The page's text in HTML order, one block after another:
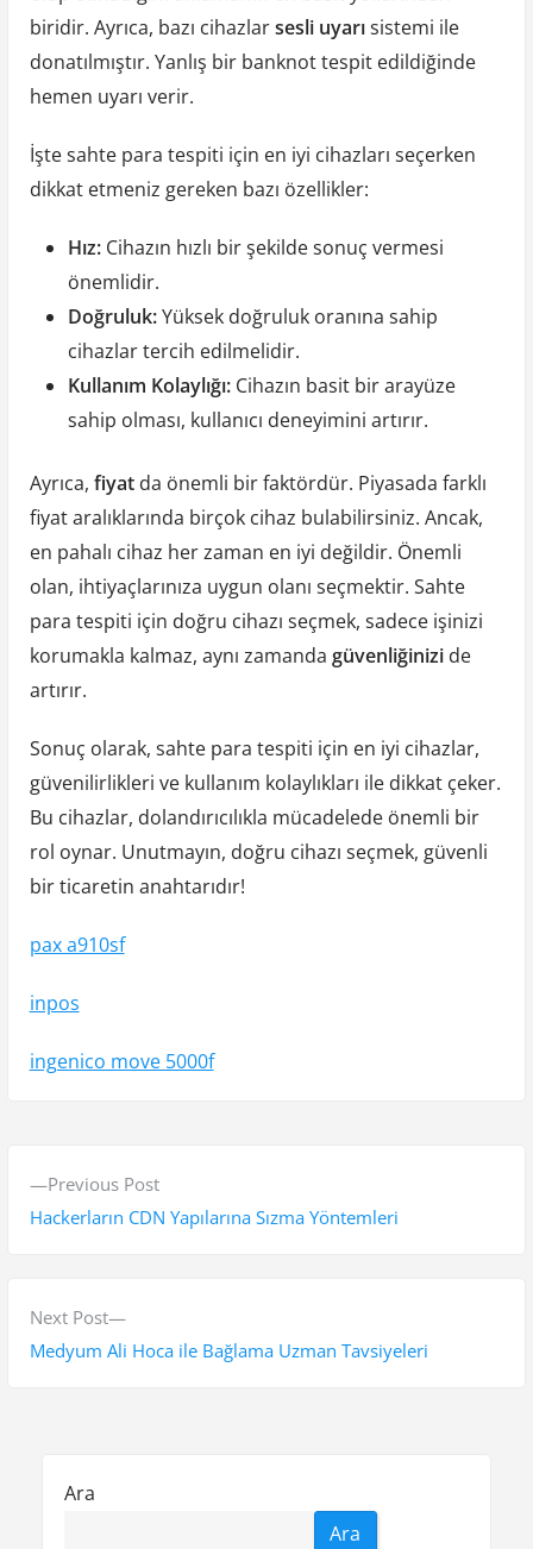
biridir. Ayrıca, bazı cihazlarsesli uyarısistemi ile
donatılmıştır. Yanlış bir banknot tespit edildiğinde
hemen uyarı verir.
İşte sahte para tespiti için en iyi cihazları seçerken
dikkat etmeniz gereken bazı özellikler:
Hız:Cihazın hızlı bir şekilde sonuç vermesi
önemlidir.
Doğruluk:Yüksek doğruluk oranına sahip
cihazlar tercih edilmelidir.
Kullanım Kolaylığı:Cihazın basit bir arayüze
sahip olması, kullanıcı deneyimini artırır.
Ayrıca, fiyatda önemli bir faktördür. Piyasada farklı
fiyat aralıklarında birçok cihaz bulabilirsiniz. Ancak,
en pahalı cihaz her zaman en iyi değildir. Önemli
olan, ihtiyaçlarınıza uygun olanı seçmektir. Sahte
para tespiti için doğru cihazı seçmek, sadece işinizi
korumakla kalmaz, aynı zamanda güvenliğinizide
artırır.
Sonuç olarak, sahte para tespiti için en iyi cihazlar,
güvenilirlikleri ve kullanım kolaylıkları ile dikkat çeker.
Bu cihazlar, dolandırıcılıkla mücadelede önemli bir
rol oynar. Unutmayın, doğru cihazı seçmek, güvenli
bir ticaretin anahtarıdır!
pax a910sf
inpos
ingenico move 5000f
Previous PostP
r
o
Hackerların CDN Yapılarına Sızma Yöntemleri
Next Post
N
e
Medyum Ali Hoca ile Bağlama Uzman Tavsiyeleri
Ara
Ara